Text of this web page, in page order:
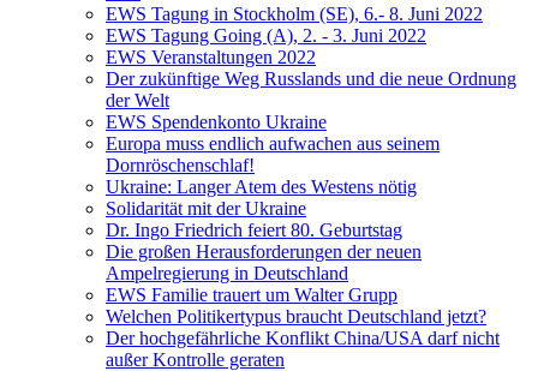
EWS Tagung in Stockholm (SE), 6.- 8. Juni 2022
EWS Tagung Going (A), 2. - 3. Juni 2022
EWS Veranstaltungen 2022
Der zukünftige Weg Russlands und die neue Ordnung
der Welt
EWS Spendenkonto Ukraine
Europa muss endlich aufwachen aus seinem
Dornröschenschlaf!
Ukraine: Langer Atem des Westens nötig
Solidarität mit der Ukraine
Dr. Ingo Friedrich feiert 80. Geburtstag
Die großen Herausforderungen der neuen
Ampelregierung in Deutschland
EWS Familie trauert um Walter Grupp
Welchen Politikertypus braucht Deutschland jetzt?
Der hochgefährliche Konflikt China/USA darf nicht
außer Kontrolle geraten